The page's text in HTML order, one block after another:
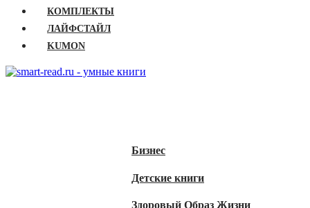
КОМПЛЕКТЫ
ЛАЙФСТАЙЛ
KUMON
Бизнес
Детские книги
Здоровый Образ Жизни